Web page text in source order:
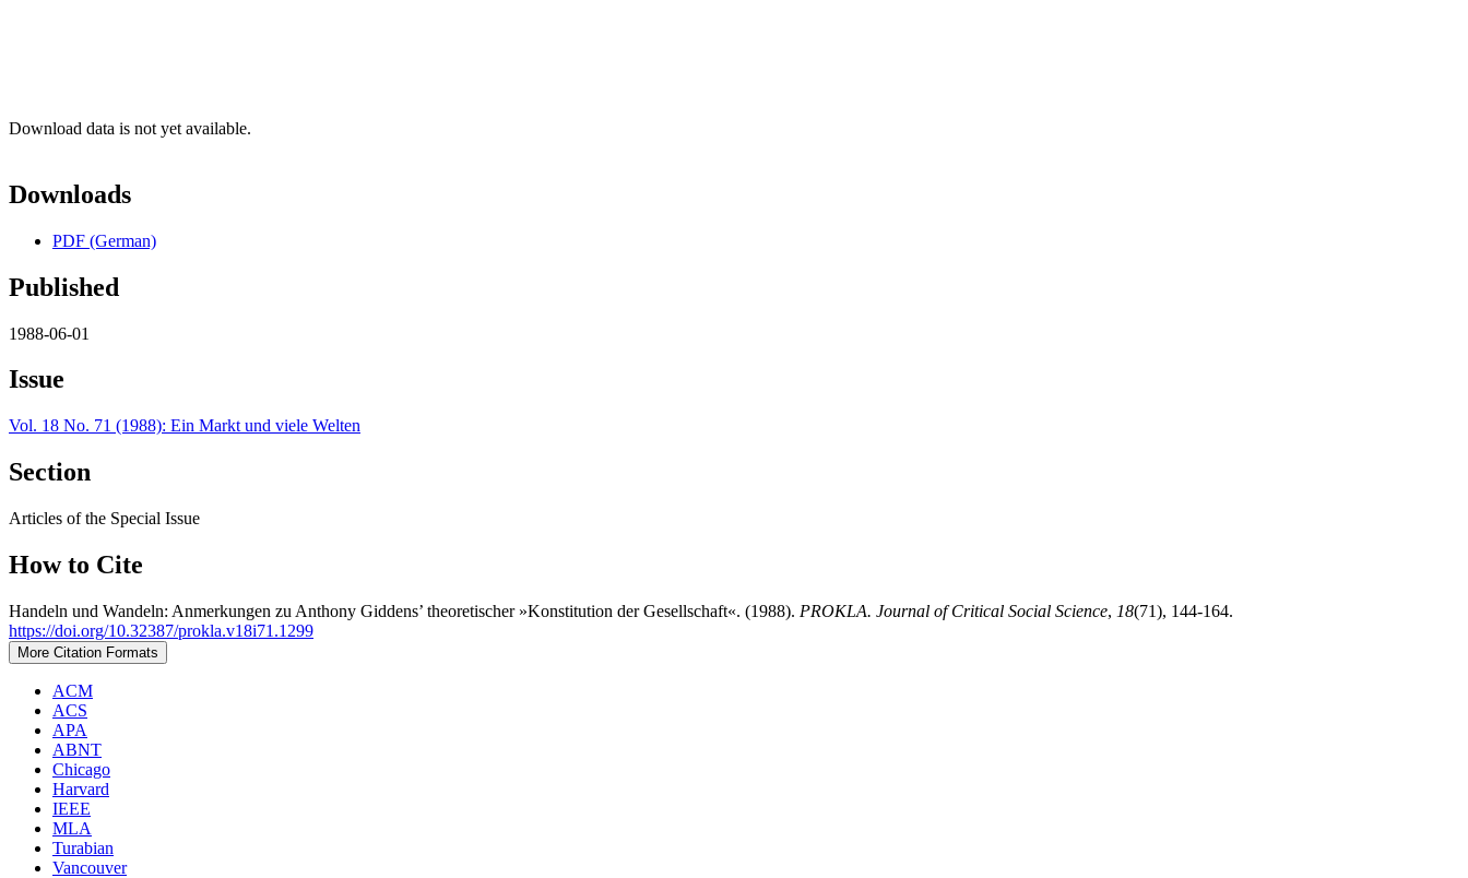
Download data is not yet available.
Downloads
PDF (German)
Published
1988-06-01
Issue
Vol. 18 No. 71 (1988): Ein Markt und viele Welten
Section
Articles of the Special Issue
How to Cite
Handeln und Wandeln: Anmerkungen zu Anthony Giddens’ theoretischer »Konstitution der Gesellschaft«. (1988). PROKLA. Journal of Critical Social Science, 18(71), 144-164.
https://doi.org/10.32387/prokla.v18i71.1299
More Citation Formats
ACM
ACS
APA
ABNT
Chicago
Harvard
IEEE
MLA
Turabian
Vancouver